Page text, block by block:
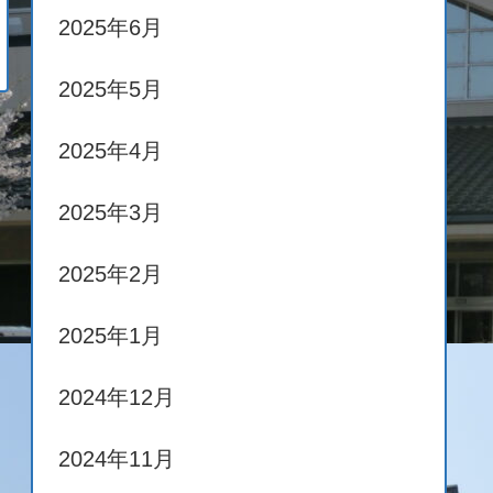
2025年6月
2025年5月
2025年4月
2025年3月
2025年2月
2025年1月
2024年12月
2024年11月